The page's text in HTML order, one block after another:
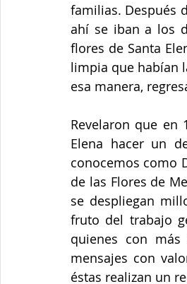
familias. Después
ahí se iban a los
flores de Santa
limpia que habían
esa manera,
Revelaron que en
Elena hacer un
conocemos como
de las Flores de
se despliegan
fruto del trabajo
quienes con
mensajes con
éstas realizan un